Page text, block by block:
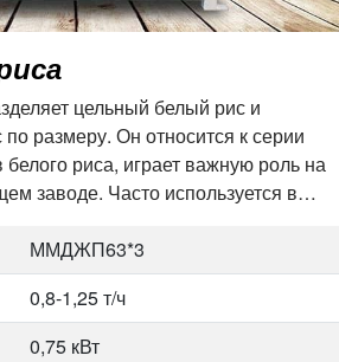
МГКЗ100*8
2,1-2,4 т/ч
1,1 кВт
1600*1250*1500мм
МГКЗ100*10
2,5-3,2т/ч
1,5 кВт
1650*1250*1750 мм
цельный белый рис и
размеру. Он относится к серии
риса, играет важную роль на
заводе. Часто используется в
ММДЖП63*3
0,8-1,25 т/ч
0,75 кВт